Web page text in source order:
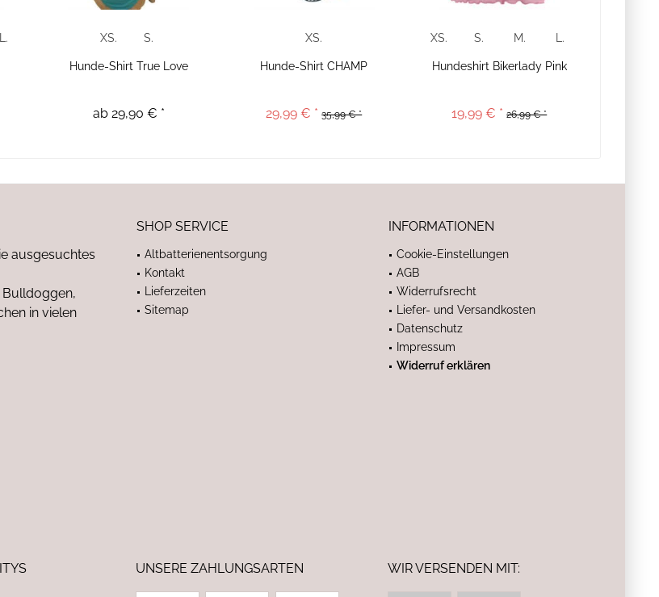
L. XS. S.
Hunde-Shirt True Love
ab 29,90 € *
XS.
Hunde-Shirt CHAMP
29,99 € * 35,99 € *
XS. S. M. L.
Hundeshirt Bikerlady Pink
19,99 € * 26,99 € *
ausgesuchtes
in vielen
SHOP SERVICE
Altbatterienentsorgung
Kontakt
Lieferzeiten
Sitemap
INFORMATIONEN
Cookie-Einstellungen
AGB
Widerrufsrecht
Liefer- und Versandkosten
Datenschutz
Impressum
Widerruf erklären
UNSERE ZAHLUNGSARTEN WIR VERSENDEN MIT: